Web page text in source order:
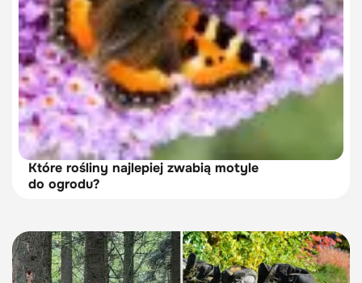
Które rośliny najlepiej zwabią motyle
do ogrodu?